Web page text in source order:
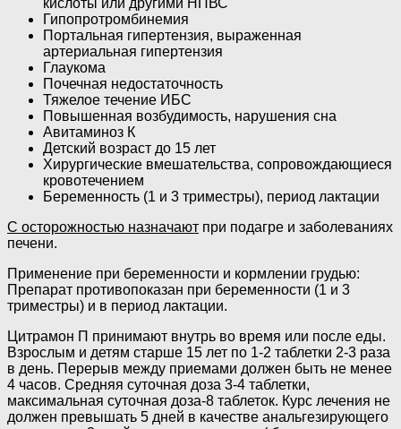
Гипопротромбинемия
Портальная гипертензия, выраженная
артериальная гипертензия
Глаукома
Почечная недостаточность
Тяжелое течение ИБС
Повышенная возбудимость, нарушения сна
Авитаминоз К
Детский возраст до 15 лет
Хирургические вмешательства, сопровождающиеся
кровотечением
Беременность (1 и 3 триместры), период лактации
С осторожностью назначают при подагре и заболеваниях
печени.
Применение при беременности и кормлении грудью:
Препарат противопоказан при беременности (1 и 3
триместры) и в период лактации.
Цитрамон П принимают внутрь во время или после еды.
Взрослым и детям старше 15 лет по 1-2 таблетки 2-3 раза
в день. Перерыв между приемами должен быть не менее
4 часов. Средняя суточная доза 3-4 таблетки,
максимальная суточная доза-8 таблеток. Курс лечения не
должен превышать 5 дней в качестве анальгезирующего